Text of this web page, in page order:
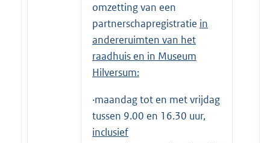
omzetting van een
partnerschapregistratie in
andereruimten van het
raadhuis en in Museum
Hilversum:
·maandag tot en met vrijdag
tussen 9.00 en 16.30 uur,
inclusief